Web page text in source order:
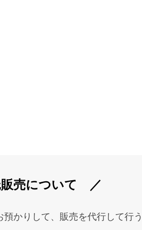
売について ／
かりして、販売を代行して行